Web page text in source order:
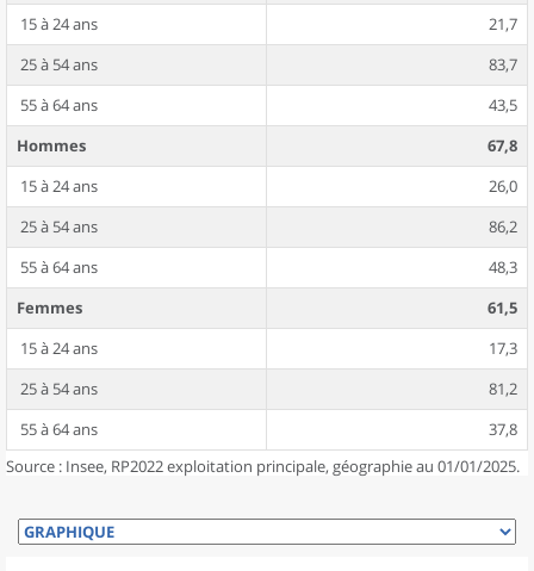
15 à 24 ans
21,7
25 à 54 ans
83,7
55 à 64 ans
43,5
Hommes
67,8
15 à 24 ans
26,0
25 à 54 ans
86,2
55 à 64 ans
48,3
Femmes
61,5
15 à 24 ans
17,3
25 à 54 ans
81,2
55 à 64 ans
37,8
Source : Insee, RP2022 exploitation principale, géographie au 01/01/2025.